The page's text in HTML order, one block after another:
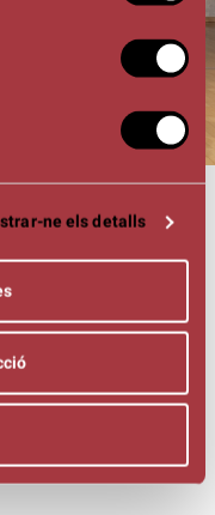
ne els detalls
López, Mònica